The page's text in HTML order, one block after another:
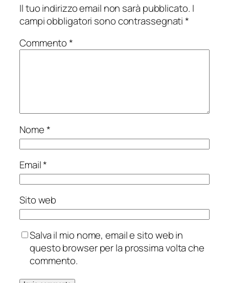
Il tuo indirizzo email non sarà pubblicato. I
campi obbligatori sono contrassegnati*
Commento*
Nome*
Email*
Sito web
Salva il mio nome, email e sito web in
questo browser per la prossima volta che
commento.